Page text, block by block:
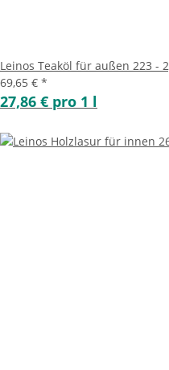
Leinos Teaköl für außen 223 -
69,65 € *
27,86 € pro 1 l